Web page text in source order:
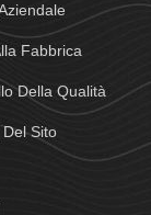
Fabbrica
Della Qualità
Sito